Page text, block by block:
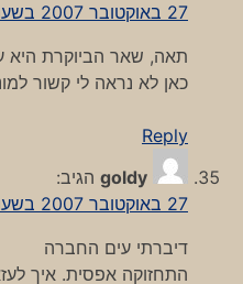
27 באוקטובר 2007 בשעה 23:10
תאה, שאר הביוקרת היא
כאן לא נראה לי קשור
Reply
goldy הגיב:
27 באוקטובר 2007 בשעה 23:10
דיברתי עים החברה
התחזוקה אפסית. איך